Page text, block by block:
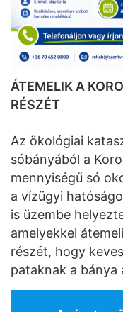
ÁTEMELIK A
RÉSZÉT
Az ökológiai
sóbányából a
mennyiségű só
a vízügyi
is üzembe
amelyekkel
részét, hogy
pataknak a bánya